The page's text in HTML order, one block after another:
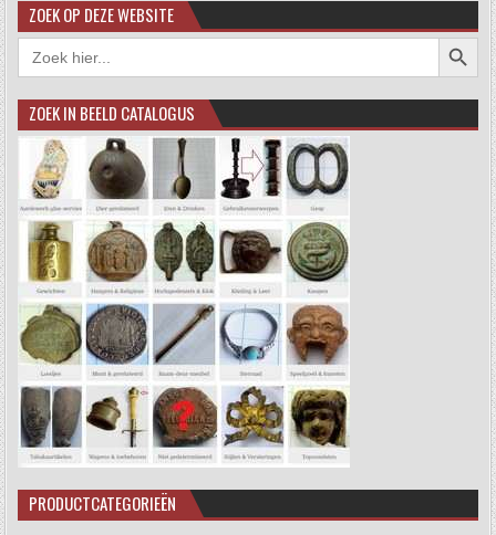
ZOEK OP DEZE WEBSITE
Zoek
naar:
ZOEK IN BEELD CATALOGUS
PRODUCTCATEGORIEËN